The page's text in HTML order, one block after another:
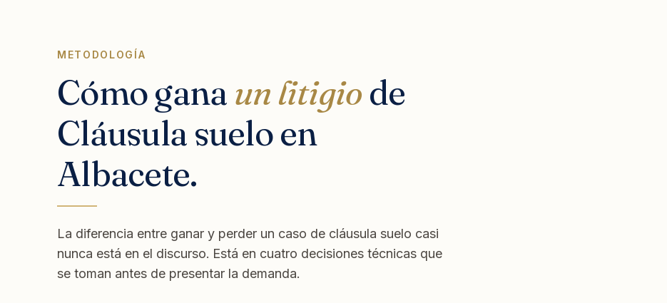
METODOLOGÍA
Cómo gana un litigio de
Cláusula suelo en
Albacete.
La diferencia entre ganar y perder un caso de cláusula suelo casi
nunca está en el discurso. Está en cuatro decisiones técnicas que
se toman antes de presentar la demanda.